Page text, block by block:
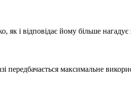
як і відповідає йому більше
передбачається максимальне